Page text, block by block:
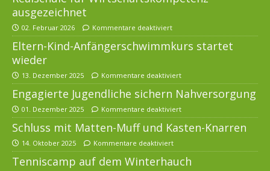
ausgezeichnet
02. Februar 2026 Kommentare deaktiviert
Eltern-Kind-Anfängerschwimmkurs startet
wieder
13. Dezember 2025 Kommentare deaktiviert
Engagierte Jugendliche sichern Nahversorgung
01. Dezember 2025 Kommentare deaktiviert
Schluss mit Matten-Muff und Kasten-Knarren
14. Oktober 2025 Kommentare deaktiviert
Tenniscamp auf dem Winterhauch